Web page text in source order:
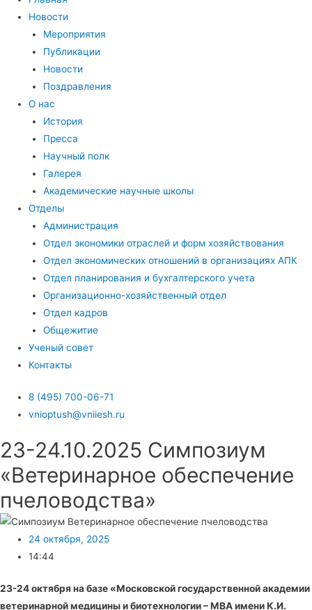
Новости
Мероприятия
Публикации
Новости
Поздравления
О нас
История
Пресса
Научный полк
Галерея
Академические научные школы
Отделы
Администрация
Отдел экономики отраслей и форм хозяйствования
Отдел экономических отношений в организациях АПК
Отдел планирования и бухгалтерского учета
Организационно-хозяйственный отдел
Отдел кадров
Общежитие
Ученый совет
Контакты
8 (495) 700-06-71
vnioptush@vniiesh.ru
23-24.10.2025 Симпозиум
«Ветеринарное обеспечение
пчеловодства»
24 октября, 2025
14:44
23-24 октября на базе «Московской государственной академии
ветеринарной медицины и биотехнологии – МВА имени К.И.